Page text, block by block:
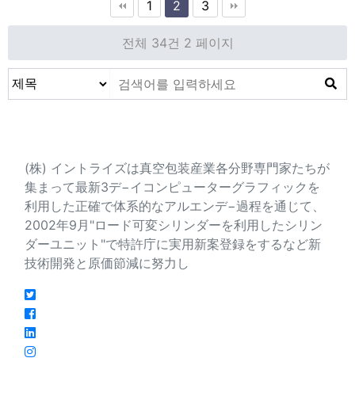
1 2 3
전체 34건 2 페이지
(株) イントライズは真空包装産業各分野専門家たちが
集まって最新3デ−イコンピューターグラフィックを
利用した正確で体系的なアルエンデ−過程を通じて、
2002年9月"ロード可変シリンダーを利用したシリン
ダーユニット"で特許庁に実用新案登録をするなど新
技術開発と原価節減に努力し